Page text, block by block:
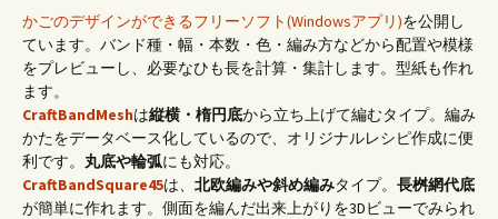
かごのデザインができるフリーソフト(Windowsアプリ)を公開し
ています。バンド種・幅・本数・色・編み方などから配置や模様
をプレビューし、必要なひも長を計算・集計します。型紙も作れ
ます。
CraftBandMeshは縦横・楕円底から立ち上げて編むタイプ。編み
かたをデータベース化しているので、オリジナルレシピ作成に便
利です。 丸底や輪弧にも対応。
CraftBandSquare45は、 北欧編みや斜め編みタイプ。 長桝網代底
が簡単に作れます。側面を編んだ出来上がりを3Dビューでみられ